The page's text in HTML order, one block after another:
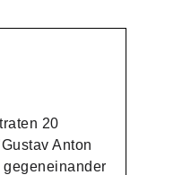
20
Anton